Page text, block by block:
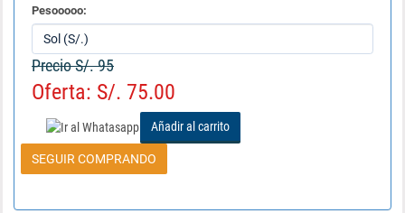
Pesooooo:
Precio S/. 95
Oferta: S/. 75.00
Añadir al carrito
SEGUIR COMPRANDO